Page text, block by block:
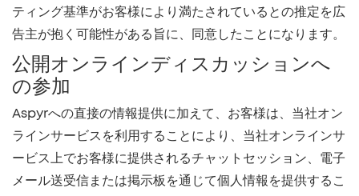
ティング基準がお客様により満たされているとの推定を広
告主が抱く可能性がある旨に、同意したことになります。
公開オンラインディスカッションへ
の参加
Aspyrへの直接の情報提供に加えて、お客様は、当社オン
ラインサービスを利用することにより、当社オンラインサ
ービス上でお客様に提供されるチャットセッション、電子
メール送受信または掲示板を通じて個人情報を提供するこ